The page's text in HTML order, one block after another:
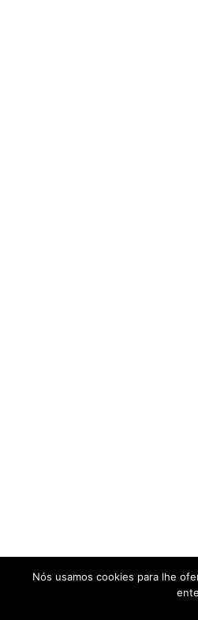
Nós usamos cookies para lhe